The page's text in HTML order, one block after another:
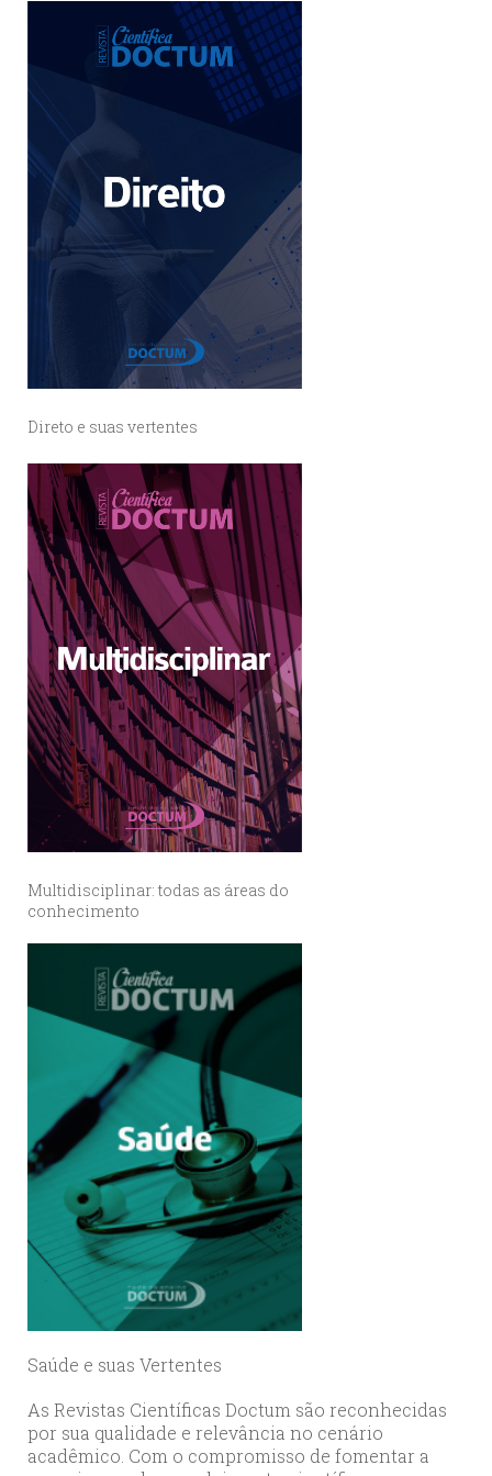
Direto e suas vertentes
Multidisciplinar: todas as áreas do
conhecimento
Saúde e suas Vertentes
As Revistas Científicas Doctum são reconhecidas
por sua qualidade e relevância no cenário
acadêmico. Com o compromisso de fomentar a